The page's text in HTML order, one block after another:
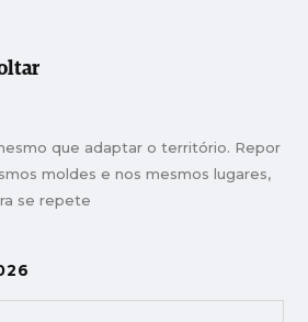
que adaptar o território. Repor
moldes e nos mesmos lugares,
se repete